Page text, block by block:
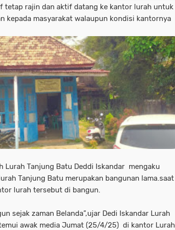
tetap rajin dan aktif datang ke kantor lurah untuk
kepada masyarakat walaupun kondisi kantornya
Lurah Tanjung Batu Deddi Iskandar mengaku
Tanjung Batu merupakan bangunan lama.saat
lurah tersebut di bangun.
sejak zaman Belanda”,ujar Dedi Iskandar Lurah
awak media Jumat (25/4/25) di kantor Lurah